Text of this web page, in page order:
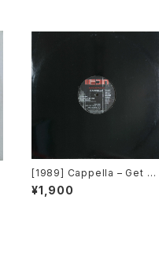
[1989] Cappella – Get
t Of My Case [Media
ords]
¥1,900